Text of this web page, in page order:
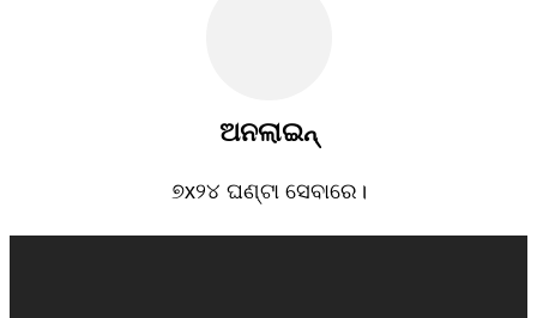
ଅନଲାଇନ୍
୭x୨୪ ଘଣ୍ଟା ସେବାରେ।